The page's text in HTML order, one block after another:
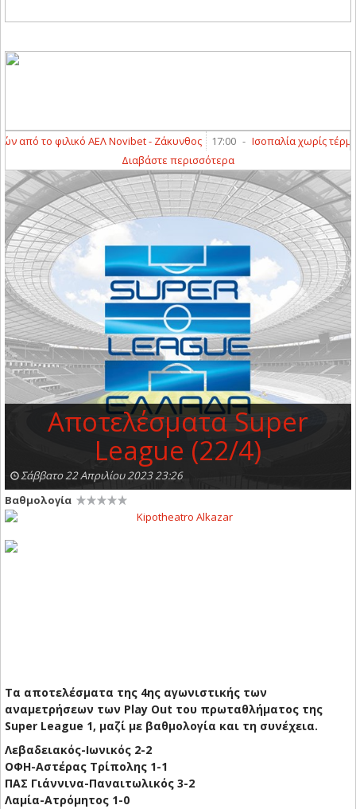
το φιλικό ΑΕΛ Novibet - Ζάκυνθος 17:00 - Ισοπαλία χωρίς
Διαβάστε περισσότερα
Αποτελέσματα Super
League (22/4)
Σάββατο 22 Απριλίου 2023 23:26
Βαθμολογία
Tα αποτελέσματα της 4ης αγωνιστικής των
αναμετρήσεων των Play Out του πρωταθλήματος της
Super League 1, μαζί με βαθμολογία και τη συνέχεια.
Λεβαδειακός-Ιωνικός 2-2
ΟΦΗ-Αστέρας Τρίπολης 1-1
ΠΑΣ Γιάννινα-Παναιτωλικός 3-2
Λαμία-Ατρόμητος 1-0